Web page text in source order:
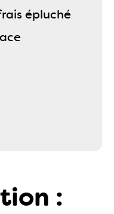
épluché
: